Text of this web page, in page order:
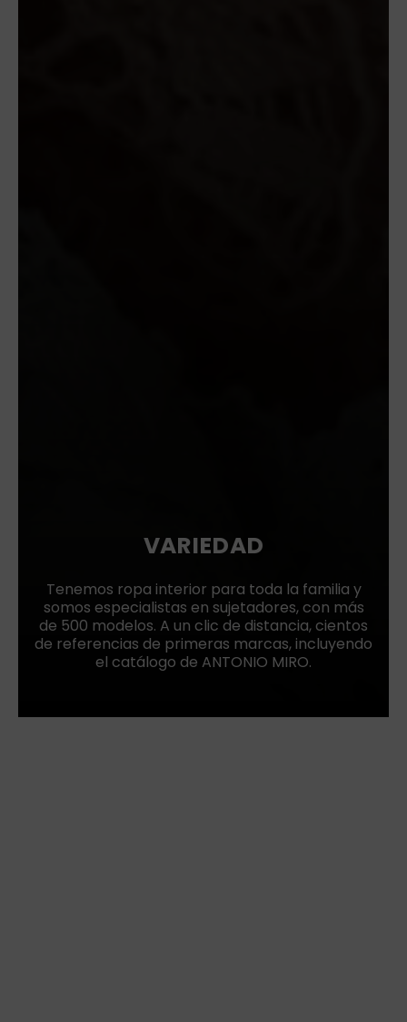
VARIEDAD
Tenemos ropa interior para toda la familia y
somos especialistas en sujetadores, con más
de 500 modelos. A un clic de distancia, cientos
de referencias de primeras marcas, incluyendo
el catálogo de ANTONIO MIRO.